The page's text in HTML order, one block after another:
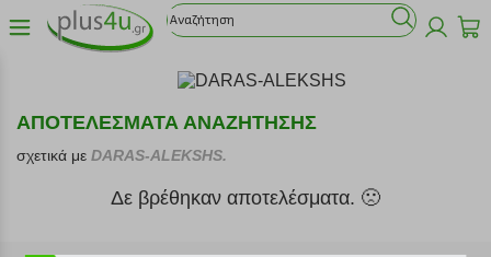
ΑΠΟΤΕΛΕΣΜΑΤΑ ΑΝΑΖΗΤΗΣΗΣ
σχετικά με DARAS-ALEKSHS.
Δε βρέθηκαν αποτελέσματα. 🙁